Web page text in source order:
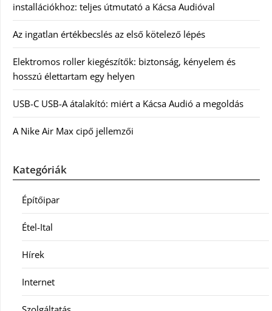
installációkhoz: teljes útmutató a Kácsa Audióval
Az ingatlan értékbecslés az első kötelező lépés
Elektromos roller kiegészítők: biztonság, kényelem és
hosszú élettartam egy helyen
USB-C USB-A átalakító: miért a Kácsa Audió a megoldás
A Nike Air Max cipő jellemzői
Kategóriák
Építőipar
Étel-Ital
Hírek
Internet